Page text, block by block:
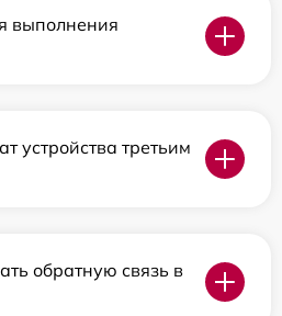
выполнения
устройства третьим
обратную связь в